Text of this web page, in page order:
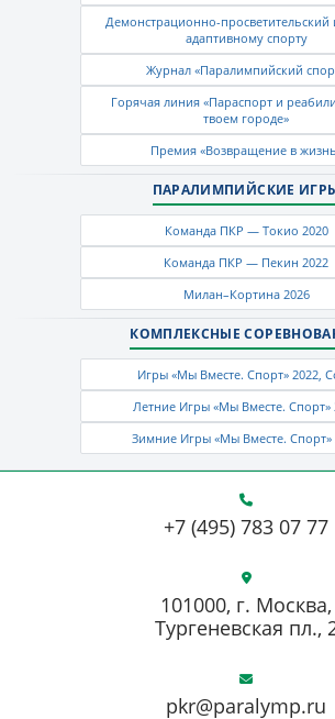
Демонстрационно-просветительский
адаптивному спорту
Журнал «Паралимпийский
Горячая линия «Параспорт и
твоем городе»
Премия «Возвращение в
ПАРАЛИМПИЙСКИЕ
Команда ПКР — Токио 2020
Команда ПКР — Пекин 2022
Милан–Кортина 2026
КОМПЛЕКСНЫЕ
Игры «Мы Вместе. Спорт» 2022,
Летние Игры «Мы Вместе. Спорт»
Зимние Игры «Мы Вместе. Спорт»
+7 (495) 783 07 77
pkr@paralymp.ru
101000, г. Москва,
Тургеневская пл.,